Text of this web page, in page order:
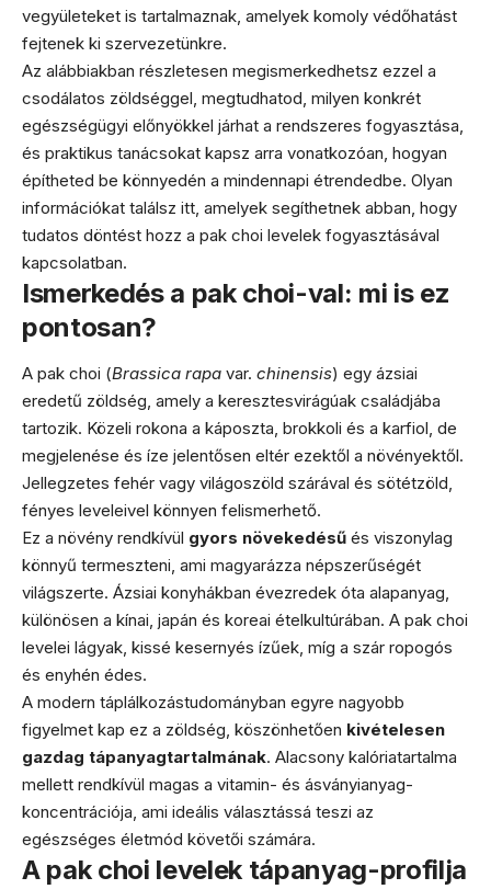
vegyületeket is tartalmaznak, amelyek komoly védőhatást
fejtenek ki szervezetünkre.
Az alábbiakban részletesen megismerkedhetsz ezzel a
csodálatos zöldséggel, megtudhatod, milyen konkrét
egészségügyi előnyökkel járhat a rendszeres fogyasztása,
és praktikus tanácsokat kapsz arra vonatkozóan, hogyan
építheted be könnyedén a mindennapi étrendedbe. Olyan
információkat találsz itt, amelyek segíthetnek abban, hogy
tudatos döntést hozz a pak choi levelek fogyasztásával
kapcsolatban.
Ismerkedés a pak choi-val: mi is ez
pontosan?
A pak choi (Brassica rapa var. chinensis) egy ázsiai
eredetű zöldség, amely a keresztesvirágúak családjába
tartozik. Közeli rokona a káposzta, brokkoli és a karfiol, de
megjelenése és íze jelentősen eltér ezektől a növényektől.
Jellegzetes fehér vagy világoszöld szárával és sötétzöld,
fényes leveleivel könnyen felismerhető.
Ez a növény rendkívül gyors növekedésű és viszonylag
könnyű termeszteni, ami magyarázza népszerűségét
világszerte. Ázsiai konyhákban évezredek óta alapanyag,
különösen a kínai, japán és koreai ételkultúrában. A pak choi
levelei lágyak, kissé kesernyés ízűek, míg a szár ropogós
és enyhén édes.
A modern táplálkozástudományban egyre nagyobb
figyelmet kap ez a zöldség, köszönhetően kivételesen
gazdag tápanyagtartalmának. Alacsony kalóriatartalma
mellett rendkívül magas a vitamin- és ásványianyag-
koncentrációja, ami ideális választássá teszi az
egészséges életmód követői számára.
A pak choi levelek tápanyag-profilja